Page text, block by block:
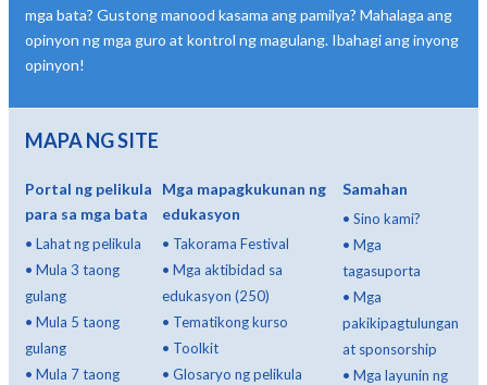
mga bata? Gustong manood kasama ang pamilya? Mahalaga ang
opinyon ng mga guro at kontrol ng magulang. Ibahagi ang inyong
opinyon!
MAPA NG SITE
Portal ng pelikula
para sa mga bata
• Lahat ng pelikula
• Mula 3 taong
gulang
• Mula 5 taong
gulang
• Mula 7 taong
Mga mapagkukunan ng
edukasyon
• Takorama Festival
• Mga aktibidad sa
edukasyon (250)
• Tematikong kurso
• Toolkit
• Glosaryo ng pelikula
Samahan
•Sino kami?
•Mga
tagasuporta
•Mga
pakikipagtulungan
at sponsorship
•Mga layunin ng